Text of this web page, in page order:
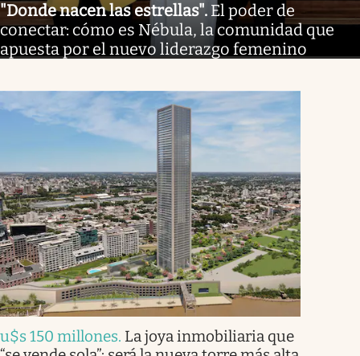
"Donde nacen las estrellas". El poder de
conectar: cómo es Nébula, la comunidad que
apuesta por el nuevo liderazgo femenino
u$s 150 millones. La joya inmobiliaria que